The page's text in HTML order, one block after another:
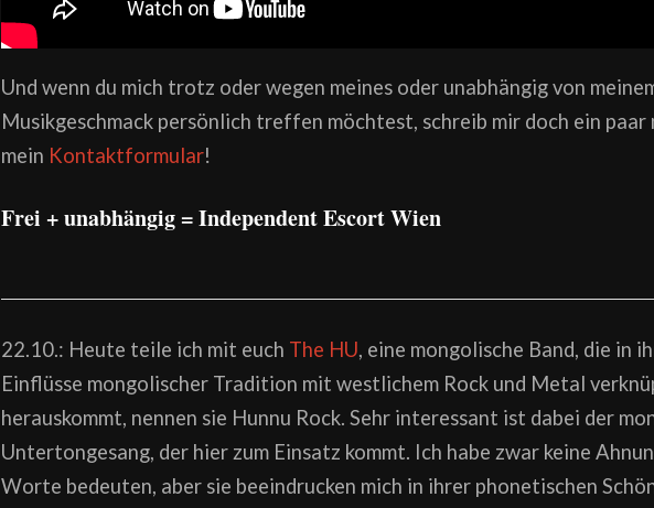
Und wenn du mich trotz oder wegen meines oder unabhängig von
Musikgeschmack persönlich treffen möchtest, schreib mir doch ein
mein Kontaktformular!
Frei + unabhängig = Independent Escort Wien
22.10.: Heute teile ich mit euch The HU, eine mongolische Band, die in
Einflüsse mongolischer Tradition mit westlichem Rock und Metal
herauskommt, nennen sie Hunnu Rock. Sehr interessant ist dabei der
Untertongesang, der hier zum Einsatz kommt. Ich habe zwar keine
Worte bedeuten, aber sie beeindrucken mich in ihrer phonetischen